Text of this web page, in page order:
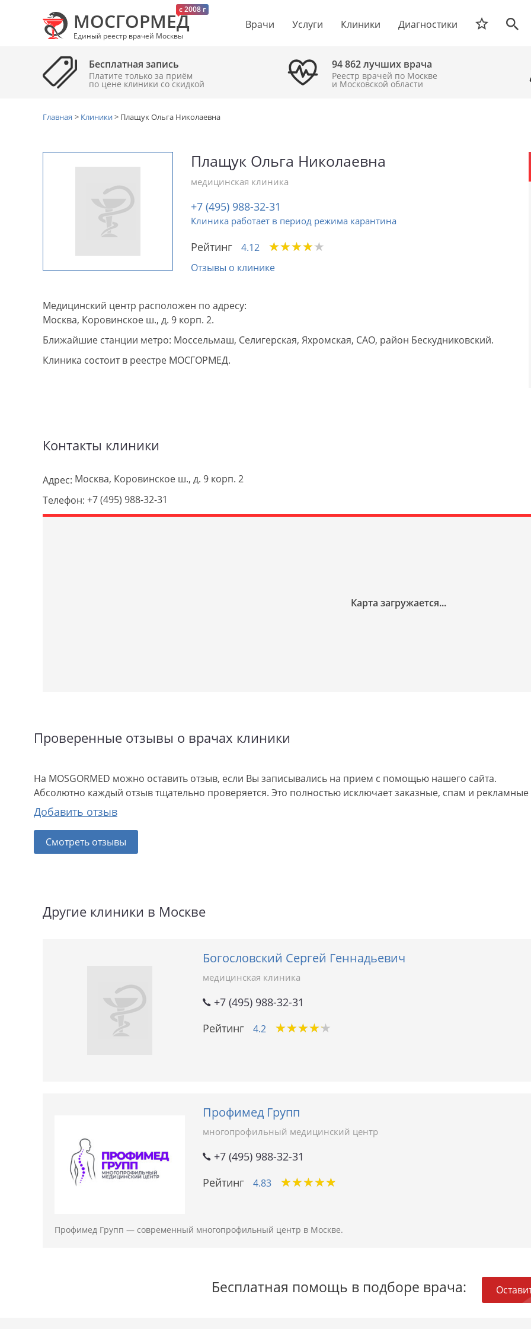
c 2008 г
МОСГОРМЕД
Единый реестр врачей Москвы
Врачи Услуги Клиники Диагностики
Бесплатная запись
Платите только за приём
по цене клиники cо скидкой
94 862 лучших врача
Реестр врачей по Москве
и Московской области
Главная > Клиники> Плащук Ольга Николаевна
Плащук Ольга Николаевна
медицинская клиника
+7 (495) 988-32-31
Клиника работает в период режима карантина
Рейтинг 4.12 ★★★★★
★★★★★
Отзывы о клинике
Медицинский центр расположен по адресу:
Москва, Коровинское ш., д. 9 корп. 2.
Ближайшие станции метро: Моссельмаш, Селигерская, Яхромская, САО, район Бескудниковский.
Клиника состоит в реестре МОСГОРМЕД.
Контакты клиники
Адрес: Москва, Коровинское ш., д. 9 корп. 2
Телефон: +7 (495) 988-32-31
Проверенные отзывы о врачах клиники
На MOSGORMED можно оставить отзыв, если Вы записывались на прием с помощью нашего сайта.
Абсолютно каждый отзыв тщательно проверяется. Это полностью исключает заказные, спам и
Добавить отзыв
Смотреть отзывы
Другие клиники в Москве
Богословский Сергей Геннадьевич
медицинская клиника
+7 (495) 988-32-31
Рейтинг
4.2 ★★★★★
★★★★★
Профимед Групп
многопрофильный медицинский центр
+7 (495) 988-32-31
Рейтинг
4.83 ★★★★★
★★★★★
Профимед Групп — современный многопрофильный центр в Москве.
Бесплатная помощь в подборе врача: